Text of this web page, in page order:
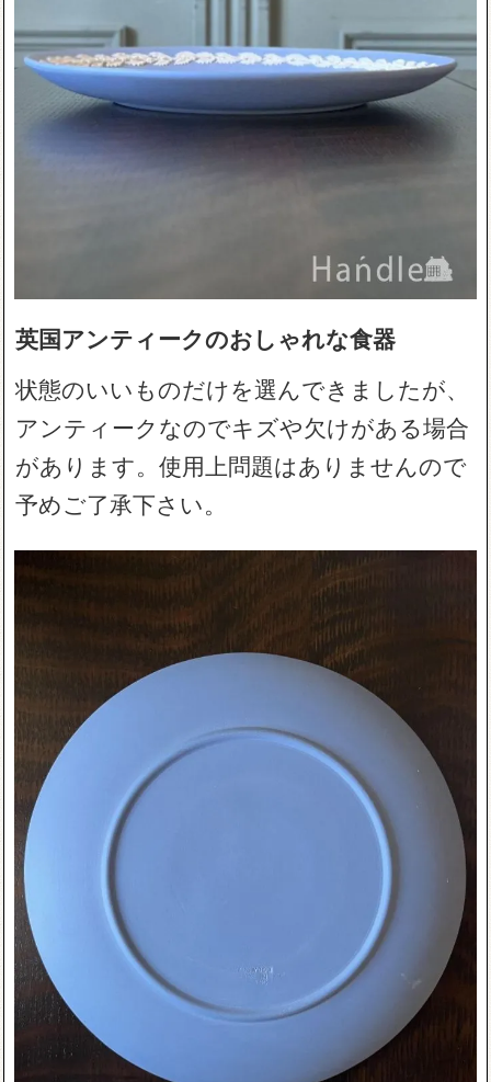
英国アンティークのおしゃれな食器
状態のいいものだけを選んできましたが、
アンティークなのでキズや欠けがある場合
があります。使用上問題はありませんので
予めご了承下さい。